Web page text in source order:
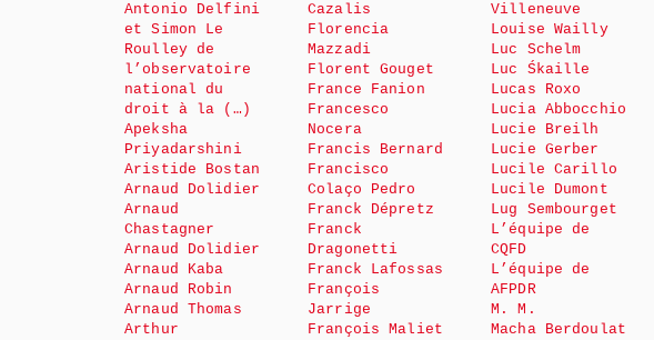
Antonio Delfini
et Simon Le
Roulley de
l’observatoire
national du
droit à la (…)
Apeksha
Priyadarshini
Aristide Bostan
Arnaud Dolidier
Arnaud
Chastagner
Arnaud Dolidier
Arnaud Kaba
Arnaud Robin
Arnaud Thomas
Arthur
Cazalis
Florencia
Mazzadi
Florent Gouget
France Fanion
Francesco
Nocera
Francis Bernard
Francisco
Colaço Pedro
Franck Dépretz
Franck
Dragonetti
Franck Lafossas
François
Jarrige
François Maliet
Villeneuve
Louise Wailly
Luc Schelm
Luc Śkaille
Lucas Roxo
Lucia Abbocchio
Lucie Breilh
Lucie Gerber
Lucile Carillo
Lucile Dumont
Lug Sembourget
L’équipe de
CQFD
L’équipe de
AFPDR
M. M.
Macha Berdoulat